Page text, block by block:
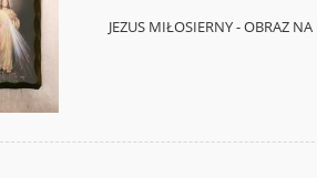
JEZUS MIŁOSIERNY - OBRAZ